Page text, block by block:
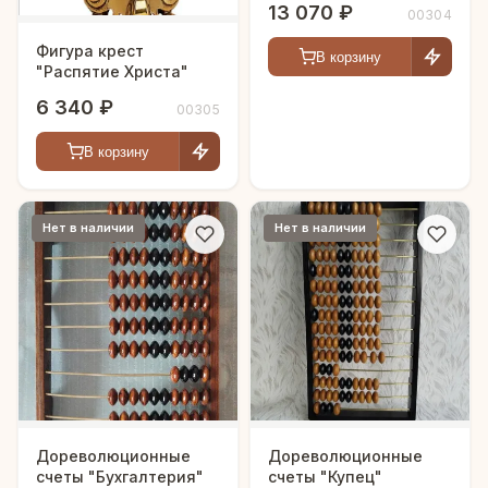
Фигура крест
"Распятие Христа"
6 340 ₽ 00305
В корзину
13 070 ₽ 00304
В корзину
Нет в наличии
Дореволюционные
счеты "Бухгалтерия"
Нет в наличии
Дореволюционные
счеты "Купец"